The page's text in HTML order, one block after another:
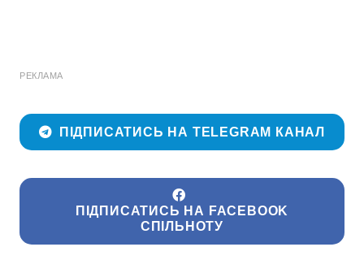
РЕКЛАМА
ПІДПИСАТИСЬ НА TELEGRAM КАНАЛ
ПІДПИСАТИСЬ НА FACEBOOK
СПІЛЬНОТУ